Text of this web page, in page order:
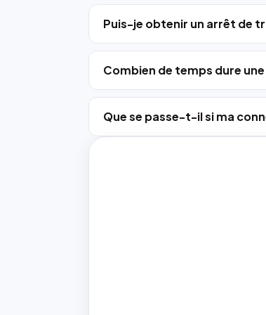
Puis-je obtenir un arrêt de
Combien de temps dure
Que se passe-t-il si ma